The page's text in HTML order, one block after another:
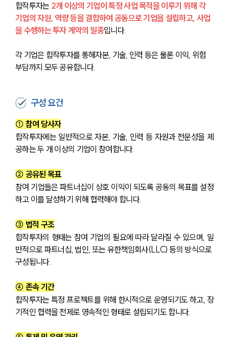
합작투자는 2개 이상의 기업이 특정 사업 목적을 이루기 위해 각
기업의 자원, 역량 등을 결합하여 공동으로 기업을 설립하고, 사업
을 수행하는 투자 계약의 일종입니다.
각 기업은 합작투자를 통해자본, 기술, 인력 등은 물론 이익, 위험
부담까지 모두 공유합니다.
구성 요건
① 참여 당사자
합작투자에는 일반적으로 자본, 기술, 인력 등 자원과 전문성을 제
공하는 두 개 이상의 기업이 참여합니다.
② 공유된 목표
참여 기업들은 파트너십이 상호 이익이 되도록 공동의 목표를 설정
하고 이를 달성하기 위해 협력해야 합니다.
③ 법적 구조
합작투자의 형태는 참여 기업의 필요에 따라 달라질 수 있으며, 일
반적으로 파트너십, 법인, 또는 유한책임회사(LLC) 등의 방식으로
구성됩니다.
④ 존속 기간
합작투자는 특정 프로젝트를 위해 한시적으로 운영되기도 하고, 장
기적인 협력을 전제로 영속적인 형태로 설립되기도 합니다.